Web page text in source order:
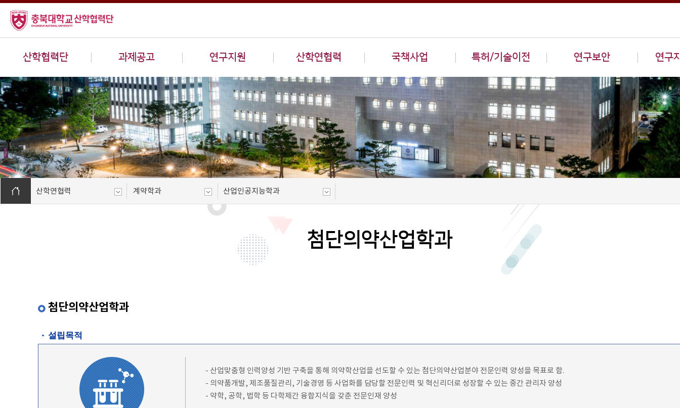
산학협력단 과제공고 연구지원 산학연협력 국책사업 특허/기술이전 연구보안 연구
산학연협력 계약학과 산업인공지능학과
첨단의약산업학과
첨단의약산업학과
설립목적
- 산업맞춤형 인력양성 기반 구축을 통해 의약학산업을 선도할 수 있는 첨단의약산업분야 전문인력 양성을 목표로 함.
- 의약품개발, 제조품질관리, 기술경영 등 사업화를 담당할 전문인력 및 혁신리더로 성장할 수 있는 중간 관리자 양성
- 약학, 공학, 법학 등 다학제간 융합지식을 갖춘 전문인재 양성